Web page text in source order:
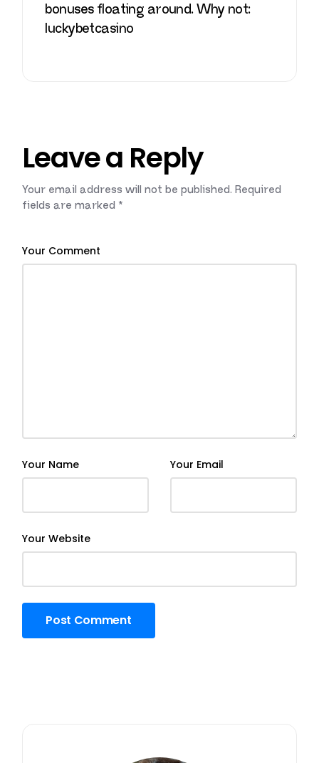
bonuses floating around. Why not:
luckybetcasino
Leave a Reply
Your email address will not be published. Required
fields are marked *
Your Comment
Your Name Your Email
Your Website
Post Comment